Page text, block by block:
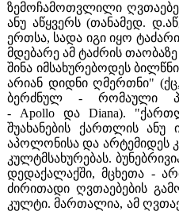
ზემოჩამოთვლილი
ანუ აწყვერს (თანამედ.
ერთსა, სადა იგი იყო
მდებარე ამ ტაძრის
შინა იმსახურებოდეს
არიან დიდნი ღმერთნი"
ბერძნულ - რომაული
- Apollo და Diana).
შუახანების ქართლის
აპოლონისა და არტემიდეს
კულტმსახურებას.
დედაქალაქში, მცხეთა -
ძირითადი ღვთაებების
კულტი. მართალია, ამ